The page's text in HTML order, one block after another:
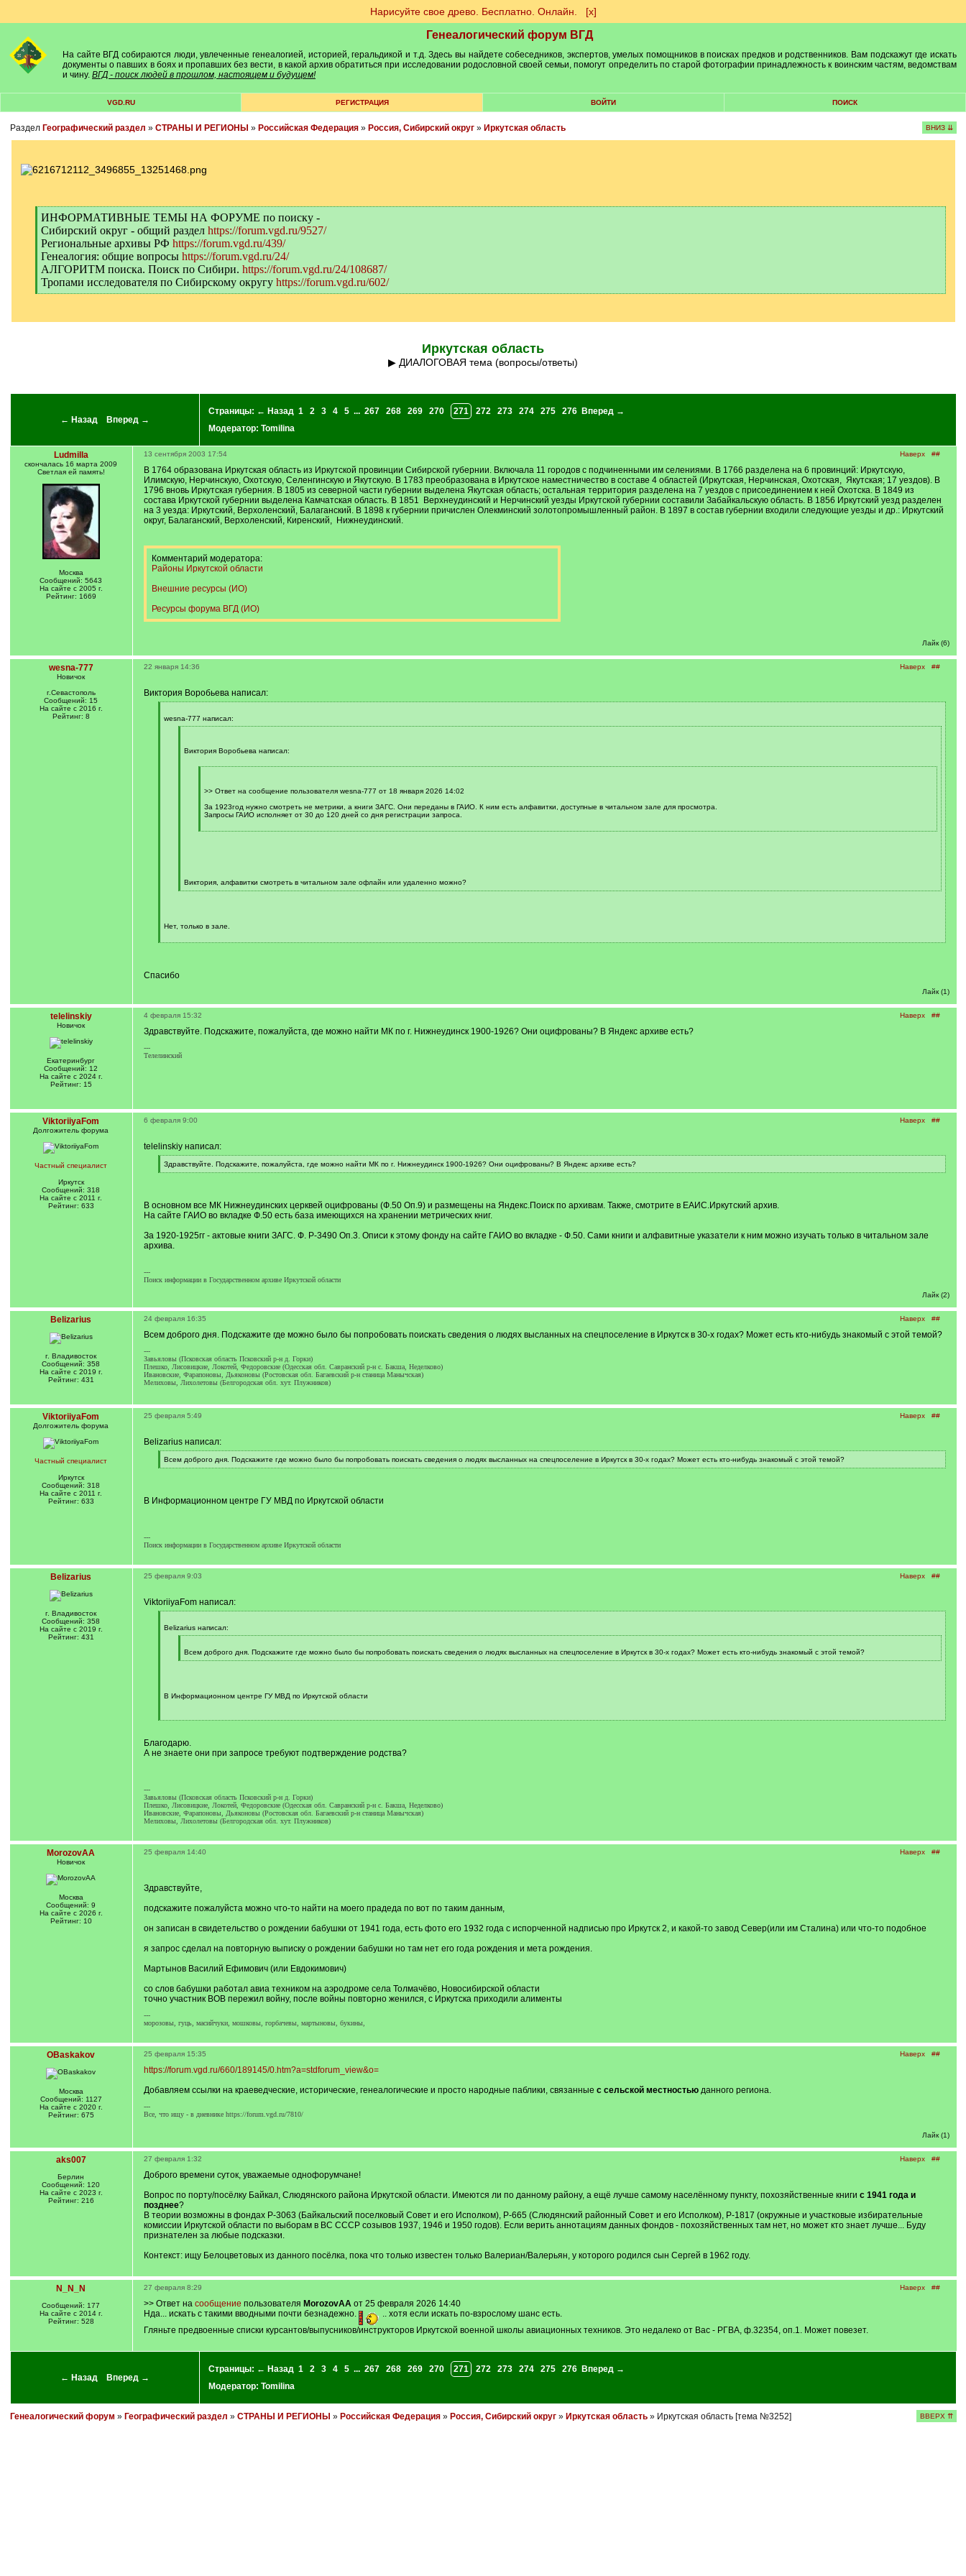
Нарисуйте свое древо. Бесплатно. Онлайн. [х]
Генеалогический форум ВГД
На сайте ВГД собираются люди, увлеченные генеалогией, историей, геральдикой и т.д. Здесь вы найдете собеседников, экспертов, умелых помощников в поисках предков и родственников. Вам подскажут где искать
документы о павших в боях и пропавших без вести, в какой архив обратиться при исследовании родословной своей семьи, помогут определить по старой фотографии принадлежность к воинским частям, ведомствам
и чину. ВГД - поиск людей в прошлом, настоящем и будущем!
VGD.RU РЕГИСТРАЦИЯ ВОЙТИ ПОИСК
Раздел Географический раздел » СТРАНЫ И РЕГИОНЫ » Российская Федерация» Россия, Сибирский округ» Иркутская область ВНИЗ ⇊
[
q
]
ИНФОРМАТИВНЫЕ ТЕМЫ НА ФОРУМЕ по поиску -
Сибирский округ - общий раздел https://forum.vgd.ru/9527/
Региональные архивы РФ https://forum.vgd.ru/439/
Генеалогия: общие вопросы https://forum.vgd.ru/24/
АЛГОРИТМ поиска. Поиск по Сибири. https://forum.vgd.ru/24/108687/
Тропами исследователя по Сибирскому округу https://forum.vgd.ru/602/
[
Иркутская область
▶ ДИАЛОГОВАЯ тема (вопросы/ответы)
← Назад Вперед →
Страницы: ← Назад 1 2 3 4 5 ... 267 268 269 270 271 272 273 274 275 276
Вперед →
Модератор: Tomilina
Ludmilla
скончалась 16 марта 2009
Светлая ей память!
Москва
Сообщений: 5643
На сайте с 2005 г.
Рейтинг: 1669
Наверх ##
13 сентября 2003 17:54
В 1764 образована Иркутская область из Иркутской провинции Сибирской губернии. Включала 11 городов с подчиненными им селениями. В 1766 разделена на 6 провинций: Иркутскую,
Илимскую, Нерчинскую, Охотскую, Селенгинскую и Якутскую. В 1783 преобразована в Иркутское наместничество в составе 4 областей (Иркутская, Нерчинская, Охотская, Якутская; 17 уездов). В
1796 вновь Иркутская губерния. В 1805 из северной части губернии выделена Якутская область; остальная территория разделена на 7 уездов с присоединением к ней Охотска. В 1849 из
состава Иркутской губернии выделена Камчатская область. В 1851 Верхнеудинский и Нерчинский уезды Иркутской губернии составили Забайкальскую область. В 1856 Иркутский уезд разделен
на 3 уезда: Иркутский, Верхоленский, Балаганский. В 1898 к губернии причислен Олекминский золотопромышленный район. В 1897 в состав губернии входили следующие уезды и др.: Иркутский
округ, Балаганский, Верхоленский, Киренский, Нижнеудинский.
Комментарий модератора:
Районы Иркутской области
Внешние ресурсы (ИО)
Ресурсы форума ВГД (ИО)
Лайк (6)
wesna-777
Новичок
г.Севастополь
Сообщений: 15
На сайте с 2016 г.
Рейтинг: 8
Наверх ##
22 января 14:36
Виктория Воробьева написал:
q
wesna-777 написал:
]Виктория Воробьева написал:
]>> Ответ на сообщение пользователя wesna-777 от 18 января 2026 14:02
За 1923год нужно смотреть не метрики, а книги ЗАГС. Они переданы в ГАИО. К ним есть алфавитки, доступные в читальном зале для просмотра.
Запросы ГАИО исполняет от 30 до 120 дней со дня регистрации запроса.
[
Виктория, алфавитки смотреть в читальном зале офлайн или удаленно можно?
[
Нет, только в зале.
[
Спасибо
Лайк (1)
telelinskiy
Новичок
Екатеринбург
Сообщений: 12
На сайте с 2024 г.
Рейтинг: 15
Наверх ##
4 февраля 15:32
Здравствуйте. Подскажите, пожалуйста, где можно найти МК по г. Нижнеудинск 1900-1926? Они оцифрованы? В Яндекс архиве есть?
---
Телелинский
ViktoriiyaFom
Долгожитель форума
Частный специалист
Иркутск
Сообщений: 318
На сайте с 2011 г.
Рейтинг: 633
Наверх ##
6 февраля 9:00
telelinskiy написал:
[
q
Здравствуйте. Подскажите, пожалуйста, где можно найти МК по г. Нижнеудинск 1900-1926? Они оцифрованы? В Яндекс архиве есть?
[
В основном все МК Нижнеудинских церквей оцифрованы (Ф.50 Оп.9) и размещены на Яндекс.Поиск по архивам. Также, смотрите в ЕАИС.Иркутский архив.
На сайте ГАИО во вкладке Ф.50 есть база имеющихся на хранении метрических книг.
За 1920-1925гг - актовые книги ЗАГС. Ф. Р-3490 Оп.3. Описи к этому фонду на сайте ГАИО во вкладке - Ф.50. Сами книги и алфавитные указатели к ним можно изучать только в читальном зале
архива.
---
Поиск информации в Государственном архиве Иркутской области
Лайк (2)
Belizarius
г. Владивосток
Сообщений: 358
На сайте с 2019 г.
Рейтинг: 431
Наверх ##
24 февраля 16:35
Всем доброго дня. Подскажите где можно было бы попробовать поискать сведения о людях высланных на спецпоселение в Иркутск в 30-х годах? Может есть кто-нибудь знакомый с этой темой?
---
Завьяловы (Псковская область Псковский р-н д. Горки)
Плешко, Лисовицкие, Локотей, Федоровские (Одесская обл. Савранский р-н с. Бакша, Неделково)
Ивановские, Фарапоновы, Дьяконовы (Ростовская обл. Багаевский р-н станица Манычская)
Мелиховы, Лихолетовы (Белгородская обл. хут. Плужников)
ViktoriiyaFom
Долгожитель форума
Частный специалист
Иркутск
Сообщений: 318
На сайте с 2011 г.
Рейтинг: 633
Наверх ##
25 февраля 5:49
Belizarius написал:
[
q
Всем доброго дня. Подскажите где можно было бы попробовать поискать сведения о людях высланных на спецпоселение в Иркутск в 30-х годах? Может есть кто-нибудь знакомый с этой темой?
[
В Информационном центре ГУ МВД по Иркутской области
---
Поиск информации в Государственном архиве Иркутской области
Belizarius
г. Владивосток
Сообщений: 358
На сайте с 2019 г.
Рейтинг: 431
Наверх ##
25 февраля 9:03
ViktoriiyaFom написал:
q
Belizarius написал:
q
]
Всем доброго дня. Подскажите где можно было бы попробовать поискать сведения о людях высланных на спецпоселение в Иркутск в 30-х годах? Может есть кто-нибудь знакомый с этой темой?
[
В Информационном центре ГУ МВД по Иркутской области
[
]
Благодарю.
А не знаете они при запросе требуют подтверждение родства?
---
Завьяловы (Псковская область Псковский р-н д. Горки)
Плешко, Лисовицкие, Локотей, Федоровские (Одесская обл. Савранский р-н с. Бакша, Неделково)
Ивановские, Фарапоновы, Дьяконовы (Ростовская обл. Багаевский р-н станица Манычская)
Мелиховы, Лихолетовы (Белгородская обл. хут. Плужников)
MorozovAA
Новичок
Москва
Сообщений: 9
На сайте с 2026 г.
Рейтинг: 10
Наверх ##
25 февраля 14:40
Здравствуйте,
подскажите пожалуйста можно что-то найти на моего прадеда по вот по таким данным,
он записан в свидетельство о рождении бабушки от 1941 года, есть фото его 1932 года с испорченной надписью про Иркутск 2, и какой-то завод Север(или им Сталина) или что-то подобное
я запрос сделал на повторную выписку о рождении бабушки но там нет его года рождения и мета рождения.
Мартынов Василий Ефимович (или Евдокимович)
со слов бабушки работал авиа техником на аэродроме села Толмачёво, Новосибирской области
точно участник ВОВ пережил войну, после войны повторно женился, с Иркутска приходили алименты
---
морозовы, гуць, масийчуки, мошковы, горбачевы, мартыновы, букины,
OBaskakov
Москва
Сообщений: 1127
На сайте с 2020 г.
Рейтинг: 675
Наверх ##
25 февраля 15:35
https://forum.vgd.ru/660/189145/0.htm?a=stdforum_view&o=
Добавляем ссылки на краеведческие, исторические, генеалогические и просто народные паблики, связанные с сельской местностью данного региона.
---
Все, что ищу - в дневнике https://forum.vgd.ru/7810/
Лайк (1)
aks007
Берлин
Сообщений: 120
На сайте с 2023 г.
Рейтинг: 216
Наверх ##
27 февраля 1:32
Доброго времени суток, уважаемые однофорумчане!
Вопрос по порту/посёлку Байкал, Слюдянского района Иркутской области. Имеются ли по данному району, а ещё лучше самому населённому пункту, похозяйственные книги с 1941 года и
позднее?
В теории возможны в фондах Р-3063 (Байкальский поселковый Совет и его Исполком), Р-665 (Слюдянский районный Совет и его Исполком), Р-1817 (окружные и участковые избирательные
комиссии Иркутской области по выборам в ВС СССР созывов 1937, 1946 и 1950 годов). Если верить аннотациям данных фондов - похозяйственных там нет, но может кто знает лучше... Буду
признателен за любые подсказки.
Контекст: ищу Белоцветовых из данного посёлка, пока что только известен только Валериан/Валерьян, у которого родился сын Сергей в 1962 году.
N_N_N
Сообщений: 177
На сайте с 2014 г.
Рейтинг: 528
Наверх ##
27 февраля 8:29
>> Ответ на сообщение пользователя MorozovAAот 25 февраля 2026 14:40
Нда... искать с такими вводными почти безнадежно.
.. хотя если искать по-взрослому шанс есть.
Гляньте предвоенные списки курсантов/выпусников/инструкторов Иркутской военной школы авиационных техников. Это недалеко от Вас - РГВА, ф.32354, оп.1. Может повезет.
← Назад Вперед →
Страницы: ← Назад 1 2 3 4 5 ... 267 268 269 270 271 272 273 274 275 276
Вперед →
Модератор: Tomilina
Генеалогический форум » Географический раздел » СТРАНЫ И РЕГИОНЫ » Российская Федерация» Россия, Сибирский округ» Иркутская область» Иркутская область [тема №3252] ВВЕРХ ⇈